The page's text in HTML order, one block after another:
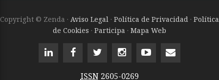
Copyright © Zenda · Aviso Legal · Política de Privacidad · Política
de Cookies · Participa · Mapa Web
ISSN 2605-0269